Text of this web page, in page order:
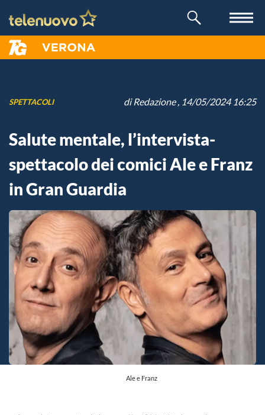
SPETTACOLI diRedazione, 14/05/2024 16:25
Salute mentale, l’intervista-
spettacolo dei comici Ale e Franz
in Gran Guardia
Ale e Franz